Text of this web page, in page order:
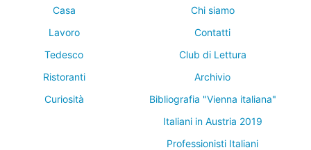
Casa
Lavoro
Tedesco
Ristoranti
Curiosità
Chi siamo
Contatti
Club di Lettura
Archivio
Bibliografia "Vienna italiana"
Italiani in Austria 2019
Professionisti Italiani